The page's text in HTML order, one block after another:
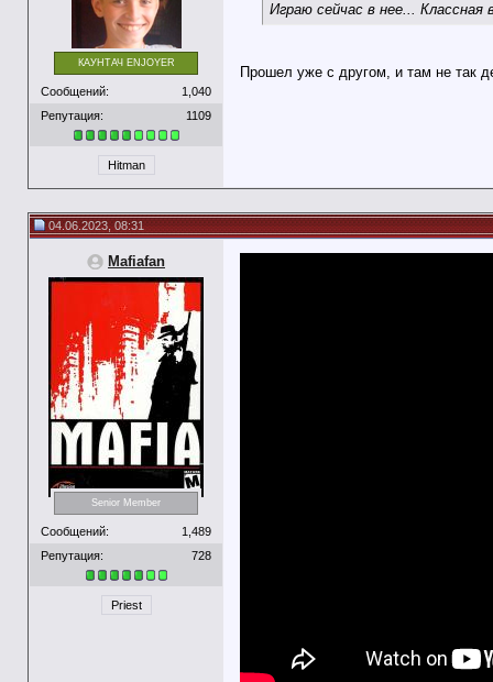
КАУНТАЧ ENJOYER
Сообщений:
1,040
Репутация:
1109
Hitman
Играю сейчас в нее... Классная
Прошел уже с другом, и там не так
04.06.2023, 08:31
Mafiafan
Senior Member
Сообщений:
1,489
Репутация:
728
Priest